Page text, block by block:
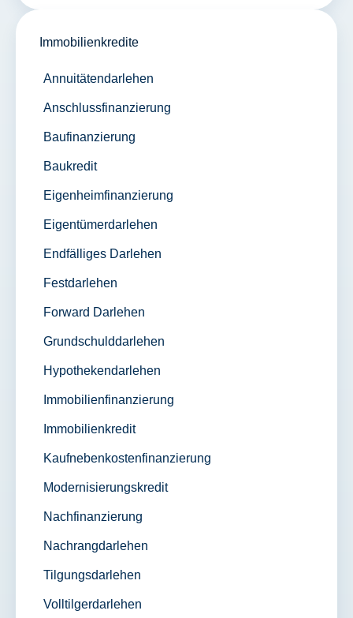
Immobilienkredite
Annuitätendarlehen
Anschlussfinanzierung
Baufinanzierung
Baukredit
Eigenheimfinanzierung
Eigentümerdarlehen
Endfälliges Darlehen
Festdarlehen
Forward Darlehen
Grundschulddarlehen
Hypothekendarlehen
Immobilienfinanzierung
Immobilienkredit
Kaufnebenkostenfinanzierung
Modernisierungskredit
Nachfinanzierung
Nachrangdarlehen
Tilgungsdarlehen
Volltilgerdarlehen